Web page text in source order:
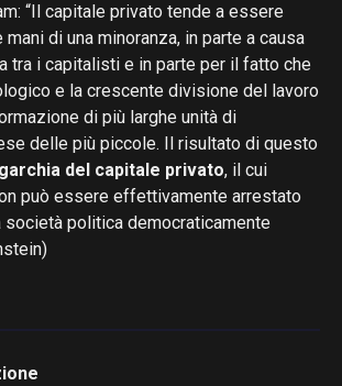
“Il capitale privato tende a essere
di una minoranza, in parte a causa
tra i capitalisti e in parte per il fatto che
e la crescente divisione del lavoro
di più larghe unità di
delle più piccole. Il risultato di questo
del capitale privato, il cui
può essere effettivamente arrestato
società politica democraticamente